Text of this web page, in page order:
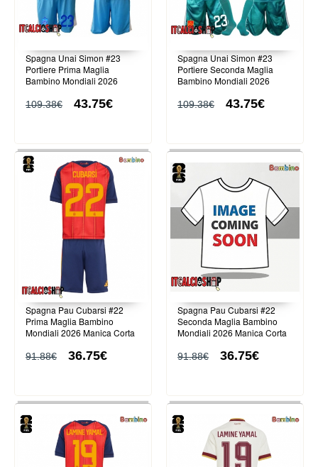
Spagna Unai Simon #23
Portiere Prima Maglia
Bambino Mondiali 2026
corti)
109.38€ 43.75€
Spagna Unai Simon #23
Portiere Seconda Maglia
Bambino Mondiali 2026
corti)
109.38€ 43.75€
Spagna Pau Cubarsi #22
Prima Maglia Bambino
Mondiali 2026 Manica Corta
91.88€ 36.75€
Spagna Pau Cubarsi #22
Seconda Maglia Bambino
Mondiali 2026 Manica Corta
91.88€ 36.75€